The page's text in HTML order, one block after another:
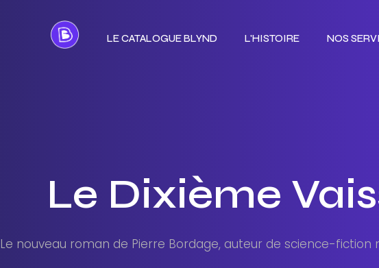
LE CATALOGUE BLYND
L'HISTOIRE
NOS
Le Dixième
Le nouveau roman de Pierre Bordage, auteur de science-fiction